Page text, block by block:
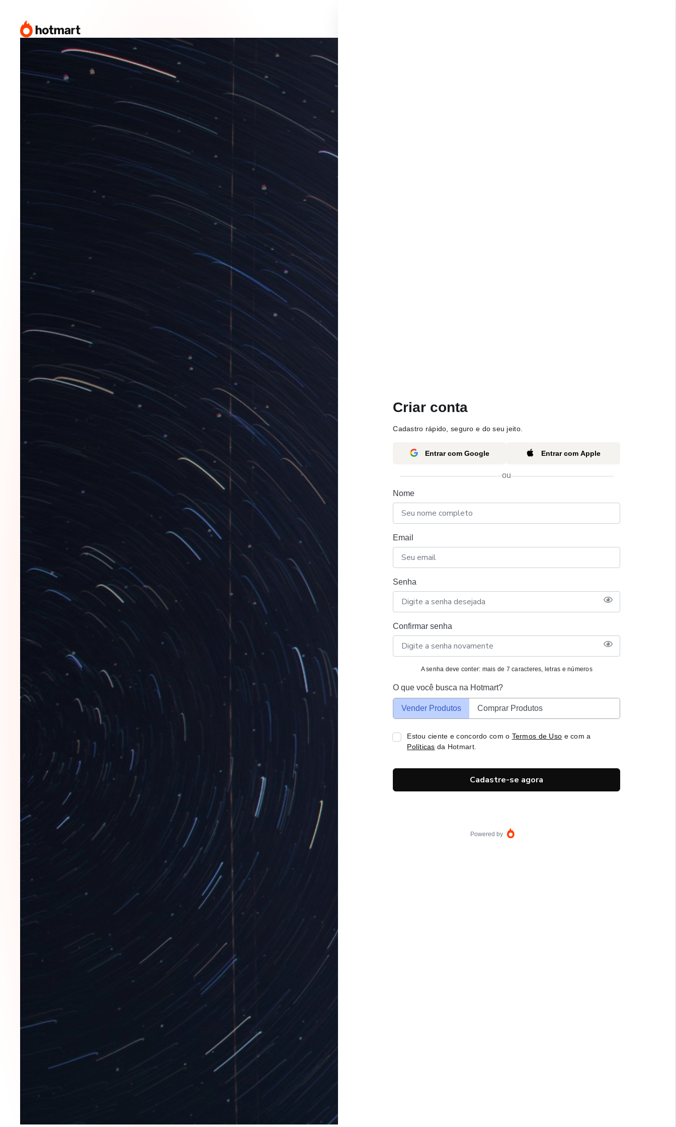
Criar conta
Cadastro rápido, seguro e do seu jeito.
Entrar com Google Entrar com Apple
ou
Nome
Email
Senha
Confirmar senha
A senha deve conter: mais de 7 caracteres, letras e números
O que você busca na Hotmart?
Vender Produtos Comprar Produtos
Estou ciente e concordo com o Termos de Uso e com a
Políticas da Hotmart.
Cadastre-se agora
Powered by